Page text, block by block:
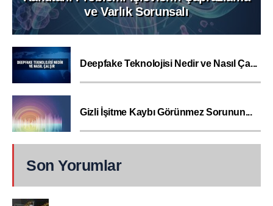
ve Varlık Sorunsalı
Deepfake Teknolojisi Nedir ve Nasıl Ça...
Gizli İşitme Kaybı Görünmez Sorunun...
Son Yorumlar